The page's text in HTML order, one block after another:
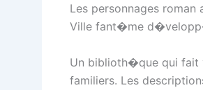
Les personnages
Ville fant�me
Un biblioth�que qui fait
familiers. Les